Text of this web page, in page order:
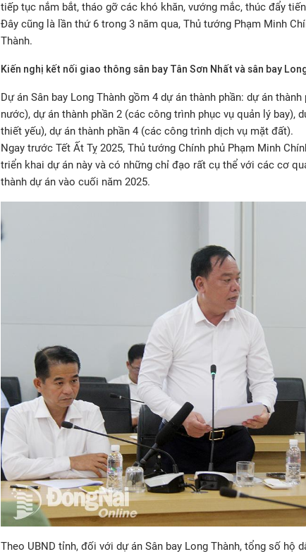
tiếp tục nắm bắt, tháo gỡ các khó khăn, vướng mắc, thúc đẩy
Đây cũng là lần thứ 6 trong 3 năm qua, Thủ tướng Phạm Minh
Thành.
Kiến nghị kết nối giao thông sân bay Tân Sơn Nhất và sân bay
Dự án Sân bay Long Thành gồm 4 dự án thành phần: dự án
nước), dự án thành phần 2 (các công trình phục vụ quản lý bay),
thiết yếu), dự án thành phần 4 (các công trình dịch vụ mặt đất).
Ngay trước Tết Ất Tỵ 2025, Thủ tướng Chính phủ Phạm Minh
triển khai dự án này và có những chỉ đạo rất cụ thể với các cơ
thành dự án vào cuối năm 2025.
Theo UBND tỉnh, đối với dự án Sân bay Long Thành, tổng số hộ